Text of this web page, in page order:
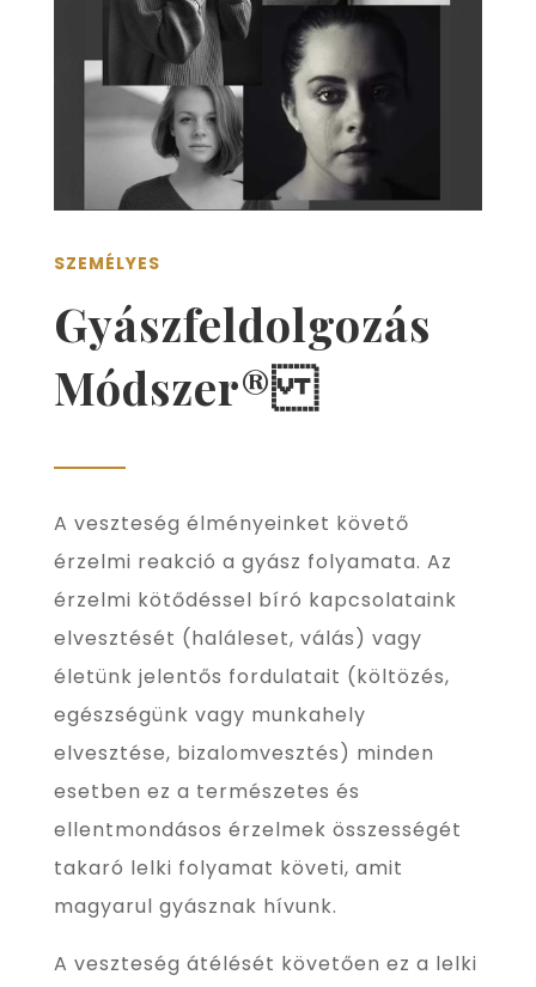
SZEMÉLYES
Gyászfeldolgozás
Módszer®
A veszteség élményeinket követő
érzelmi reakció a gyász folyamata. Az
érzelmi kötődéssel bíró kapcsolataink
elvesztését (haláleset, válás) vagy
életünk jelentős fordulatait (költözés,
egészségünk vagy munkahely
elvesztése, bizalomvesztés) minden
esetben ez a természetes és
ellentmondásos érzelmek összességét
takaró lelki folyamat követi, amit
magyarul gyásznak hívunk.
A veszteség átélését követően ez a lelki